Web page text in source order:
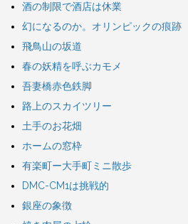
酒の制限で酒店は休業
幻になるのか。オリンピックの痕跡
飛鳥山の坂道
春の妖精を呼ぶカモメ
吾妻橋赤色鉄脚
路上のスカイツリー
土手のお花畑
ホームの窓枠
有楽町ー大手町ミニ散歩
DMC-CM1は挑戦的
銀座の象徴